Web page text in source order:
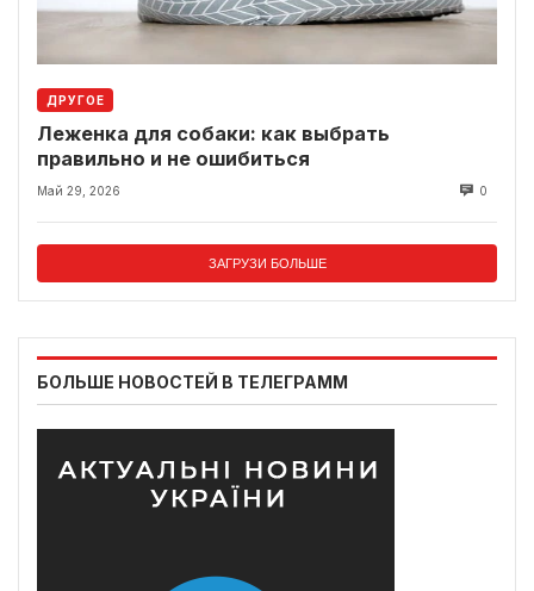
ДРУГОЕ
Леженка для собаки: как выбрать
правильно и не ошибиться
Май 29, 2026 0
ЗАГРУЗИ БОЛЬШЕ
БОЛЬШЕ НОВОСТЕЙ В ТЕЛЕГРАММ